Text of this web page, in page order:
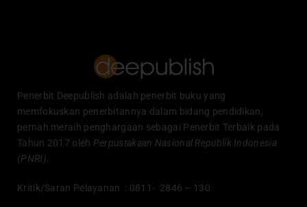
Penerbit Deepublish adalah penerbit buku yang
memfokuskan penerbitannya dalam bidang pendidikan,
pernah meraih penghargaan sebagai Penerbit Terbaik pada
Tahun 2017 oleh Perpustakaan Nasional Republik Indonesia
(PNRI).
Kritik/Saran Pelayanan : 0811- 2846 – 130